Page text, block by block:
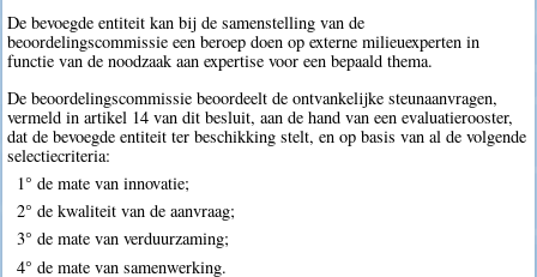
De bevoegde entiteit kan bij de samenstelling van de
beoordelingscommissie een beroep doen op externe milieuexperten in
functie van de noodzaak aan expertise voor een bepaald thema.
De beoordelingscommissie beoordeelt de ontvankelijke steunaanvragen,
vermeld in artikel 14 van dit besluit, aan de hand van een evaluatierooster,
dat de bevoegde entiteit ter beschikking stelt, en op basis van al de volgende
selectiecriteria:
1° de mate van innovatie;
2° de kwaliteit van de aanvraag;
3° de mate van verduurzaming;
4° de mate van samenwerking.